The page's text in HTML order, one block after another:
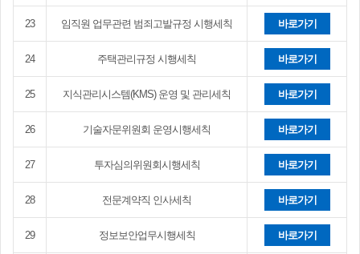
23 임직원 업무관련 범죄고발규정 시행세칙 바로가기
24 주택관리규정 시행세칙 바로가기
25 지식관리시스템(KMS) 운영 및 관리세칙 바로가기
26 기술자문위원회 운영시행세칙 바로가기
27 투자심의위원회시행세칙 바로가기
28 전문계약직 인사세칙 바로가기
29 정보보안업무시행세칙 바로가기